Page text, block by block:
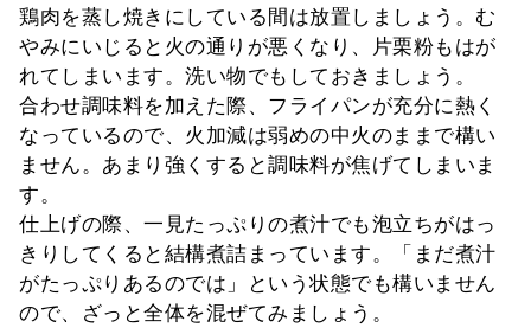
鶏肉を蒸し焼きにしている間は放置しましょう。む
やみにいじると火の通りが悪くなり、片栗粉もはが
れてしまいます。洗い物でもしておきましょう。
合わせ調味料を加えた際、フライパンが充分に熱く
なっているので、火加減は弱めの中火のままで構い
ません。あまり強くすると調味料が焦げてしまいま
す。
仕上げの際、一見たっぷりの煮汁でも泡立ちがはっ
きりしてくると結構煮詰まっています。「まだ煮汁
がたっぷりあるのでは」という状態でも構いません
ので、ざっと全体を混ぜてみましょう。